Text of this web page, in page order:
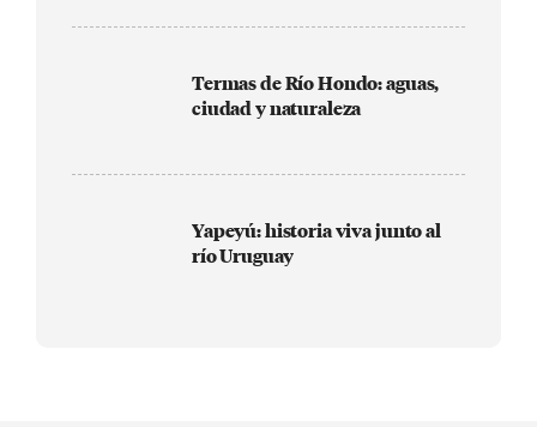
Termas de Río Hondo: aguas,
ciudad y naturaleza
Yapeyú: historia viva junto al
río Uruguay